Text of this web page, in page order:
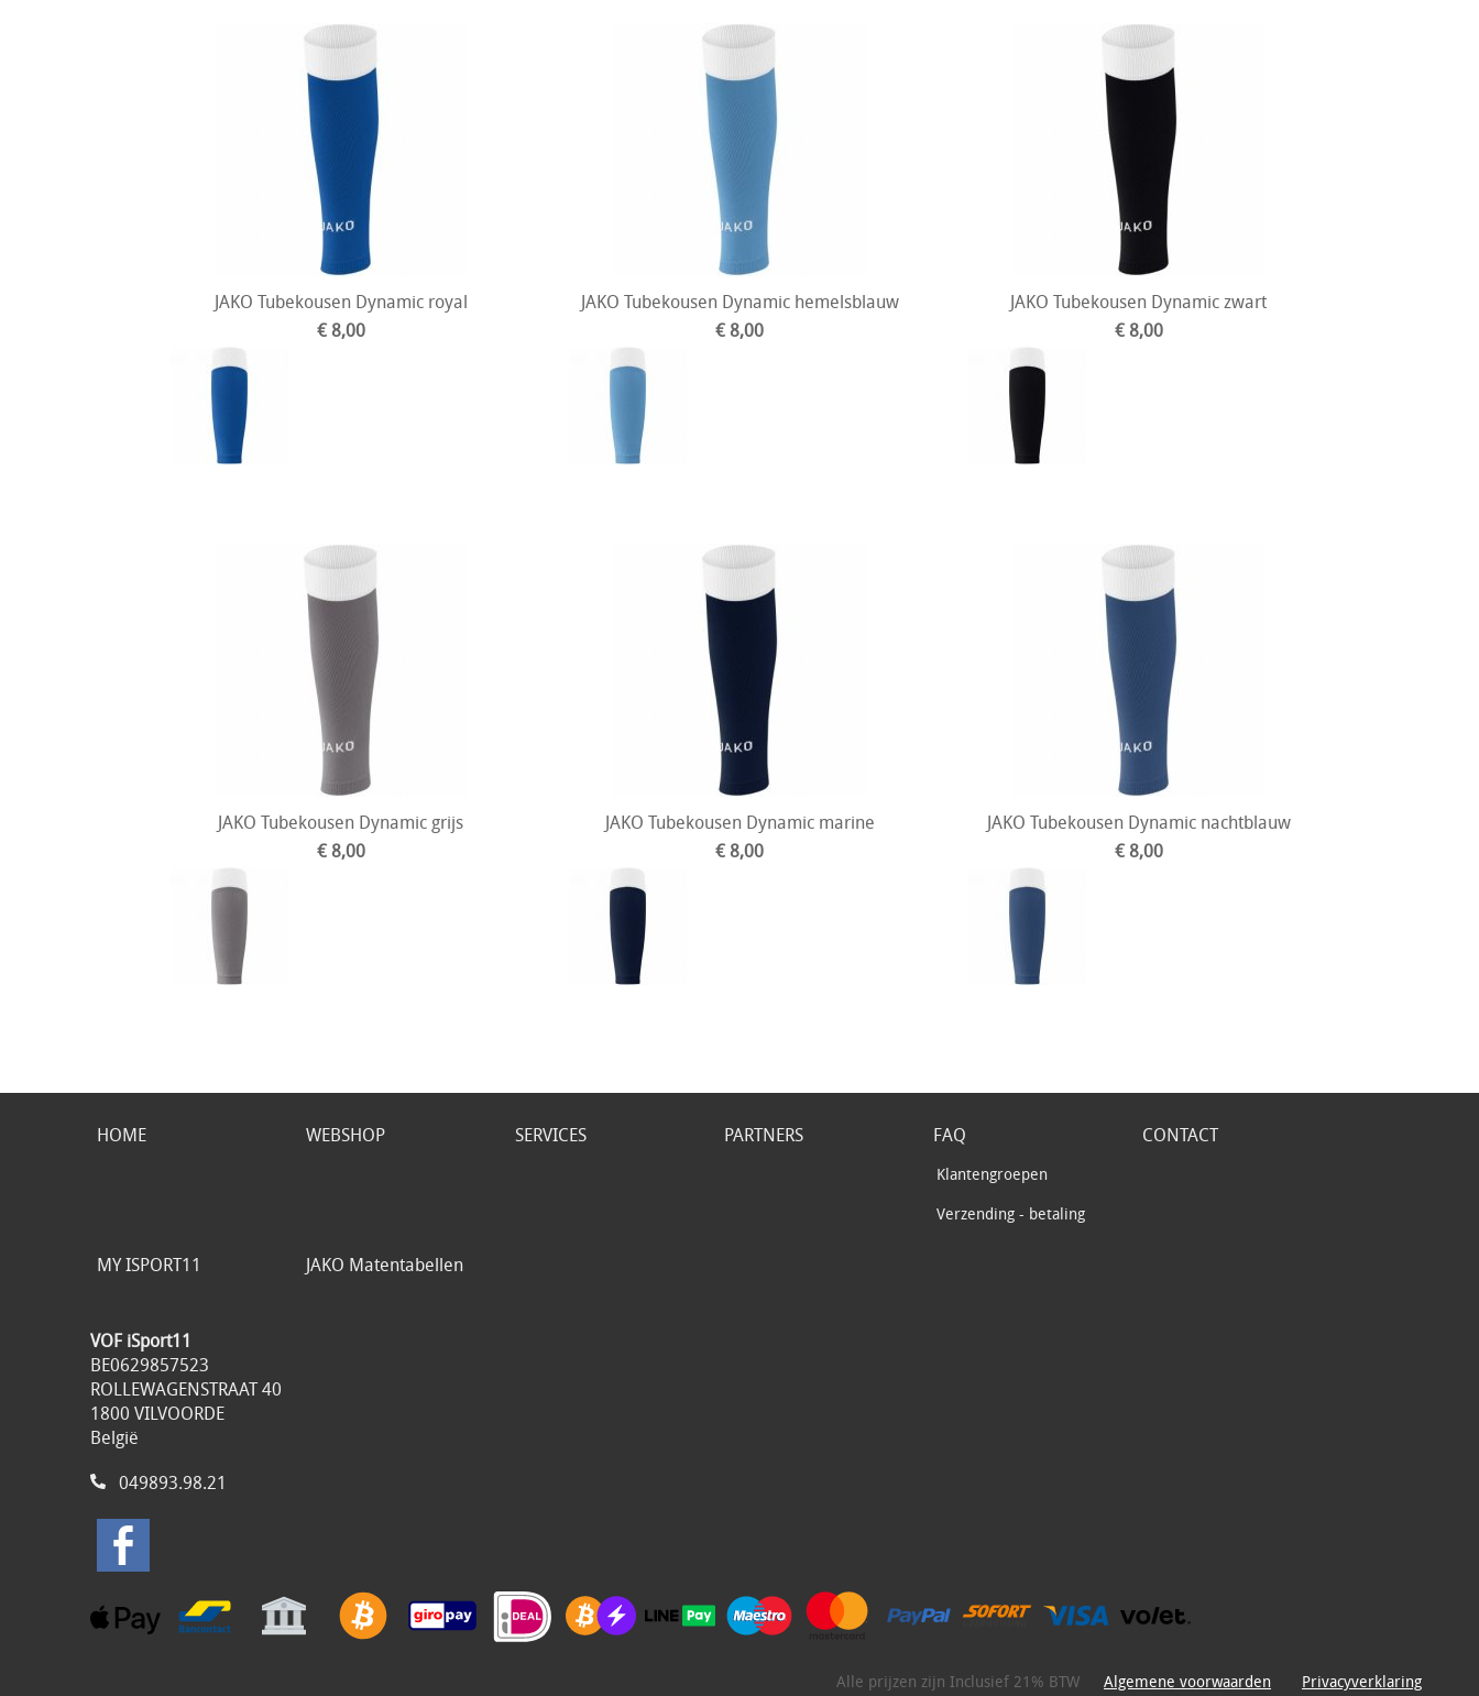
JAKO Tubekousen Dynamic royal
€ 8,00
JAKO Tubekousen Dynamic hemelsblauw
€ 8,00
JAKO Tubekousen Dynamic zwart
€ 8,00
JAKO Tubekousen Dynamic grijs
€ 8,00
JAKO Tubekousen Dynamic marine
€ 8,00
JAKO Tubekousen Dynamic nachtblauw
€ 8,00
HOME WEBSHOP SERVICES PARTNERS FAQ
Klantengroepen
Verzending - betaling
CONTACT
MY ISPORT11 JAKO Matentabellen
VOF iSport11
BE0629857523
ROLLEWAGENSTRAAT 40
1800 VILVOORDE
België
049893.98.21
Alle prijzen zijn Inclusief 21% BTW Algemene voorwaarden Privacyverklaring